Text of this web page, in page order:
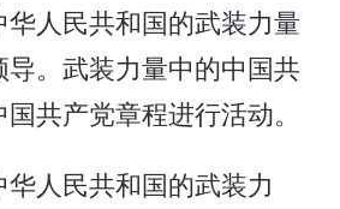
人民共和国的武装力量
。武装力量中的中国共
共产党章程进行活动。
人民共和国的武装力